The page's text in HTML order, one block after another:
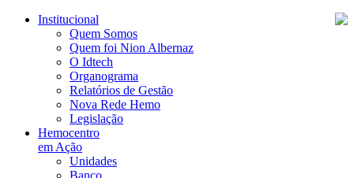
Institucional
Quem Somos
Quem foi Nion Albernaz
O Idtech
Organograma
Relatórios de Gestão
Nova Rede Hemo
Legislação
Hemocentro
em Ação
Unidades
Banco